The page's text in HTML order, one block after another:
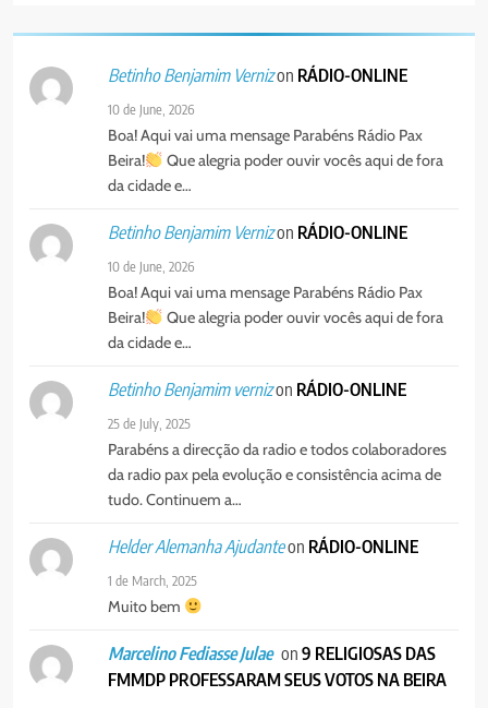
Betinho Benjamim Vernizon RÁDIO-ONLINE
10 de June, 2026
Boa! Aqui vai uma mensage Parabéns Rádio Pax
Beira!
Que alegria poder ouvir vocês aqui de fora
da cidade e…
Betinho Benjamim Vernizon RÁDIO-ONLINE
10 de June, 2026
Boa! Aqui vai uma mensage Parabéns Rádio Pax
Beira!
Que alegria poder ouvir vocês aqui de fora
da cidade e…
Betinho Benjamim vernizon RÁDIO-ONLINE
25 de July, 2025
Parabéns a direcção da radio e todos colaboradores
da radio pax pela evolução e consistência acima de
tudo. Continuem a…
Helder Alemanha Ajudanteon RÁDIO-ONLINE
1 de March, 2025
Muito bem
Marcelino Fediasse Julae on9 RELIGIOSAS DAS
FMMDP PROFESSARAM SEUS VOTOS NA BEIRA